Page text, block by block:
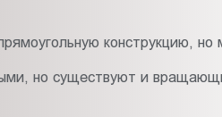
конструкцию,
но существуют и